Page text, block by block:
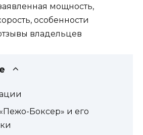
Боксер» и его